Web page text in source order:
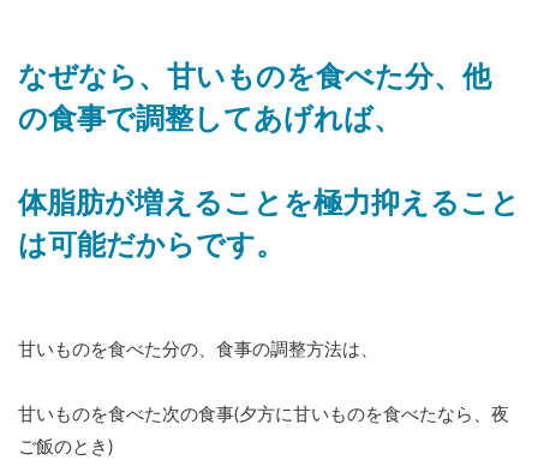
なぜなら、甘いものを食べた分、他
の食事で調整してあげれば、
体脂肪が増えることを極力抑えること
は可能だからです。
甘いものを食べた分の、食事の調整方法は、
甘いものを食べた次の食事(夕方に甘いものを食べたなら、夜
ご飯のとき)